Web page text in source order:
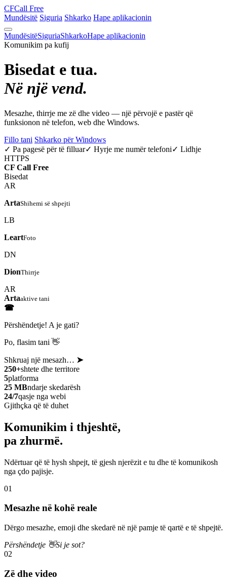
CFCall Free
Mundësitë Siguria Shkarko Hape aplikacionin
MundësitëSiguriaShkarkoHape aplikacionin
Komunikim pa kufij
Bisedat e tua.
Në një vend.
Mesazhe, thirrje me zë dhe video — një përvojë e pastër që
funksionon në telefon, web dhe Windows.
Fillo tani Shkarko për Windows
✓ Pa pagesë për të filluar✓ Hyrje me numër telefoni✓ Lidhje
HTTPS
CF Call Free
Bisedat
AR
ArtaShihemi së shpejti
LB
LeartFoto
DN
DionThirrje
AR
Artaaktive tani
☎
Përshëndetje! A je gati?
Po, flasim tani 👋
Shkruaj një mesazh… ➤
250+shtete dhe territore
5platforma
25 MBndarje skedarësh
24/7qasje nga webi
Gjithçka që të duhet
Komunikim i thjeshtë,
pa zhurmë.
Ndërtuar që të hysh shpejt, të gjesh njerëzit e tu dhe të komunikosh
nga çdo pajisje.
01
Mesazhe në kohë reale
Dërgo mesazhe, emoji dhe skedarë në një pamje të qartë e të shpejtë.
Përshëndetje 👋Si je sot?
02
Zë dhe video